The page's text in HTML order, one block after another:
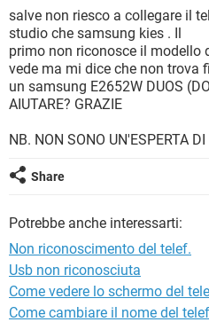
HARDWARE
INSTAGRAM
TIKTOK
HARDWARE
iOS
INSTAGRAM
TIKTOK
HARDWARE
COVID-19
INTRATTENIMENTO
iOS
INSTAGRAM
salve non riesco a collegare il
studio che samsung kies . Il
primo non riconosce il modello
vede ma mi dice che non trova
un samsung E2652W DUOS
AIUTARE? GRAZIE
NB. NON SONO UN'ESPERTA DI
Share
Potrebbe anche interessarti:
Non riconoscimento del telef.
Usb non riconosciuta
Come vedere lo schermo del
Come cambiare il nome del